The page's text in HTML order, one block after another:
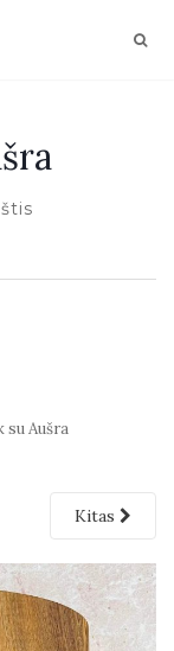
su Aušra
Kitas